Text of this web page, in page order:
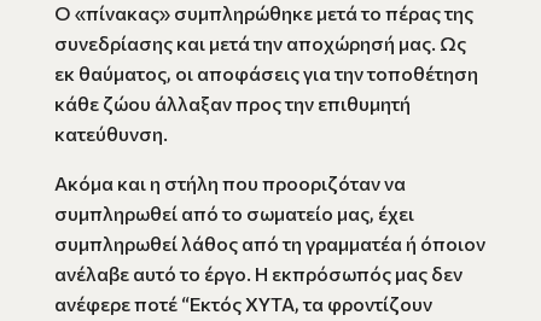
Ο «πίνακας» συμπληρώθηκε μετά το πέρας της
συνεδρίασης και μετά την αποχώρησή μας. Ως
εκ θαύματος, οι αποφάσεις για την τοποθέτηση
κάθε ζώου άλλαξαν προς την επιθυμητή
κατεύθυνση.
Ακόμα και η στήλη που προοριζόταν να
συμπληρωθεί από το σωματείο μας, έχει
συμπληρωθεί λάθος από τη γραμματέα ή όποιον
ανέλαβε αυτό το έργο. Η εκπρόσωπός μας δεν
ανέφερε ποτέ “Εκτός ΧΥΤΑ, τα φροντίζουν